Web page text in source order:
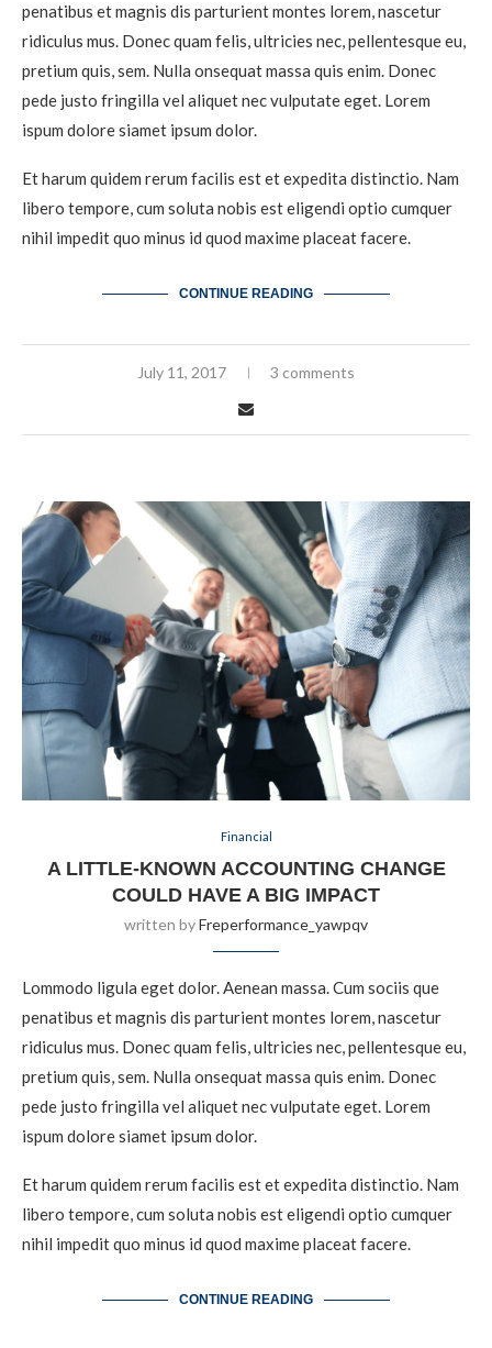
penatibus et magnis dis parturient montes lorem, nascetur
ridiculus mus. Donec quam felis, ultricies nec, pellentesque eu,
pretium quis, sem. Nulla onsequat massa quis enim. Donec
pede justo fringilla vel aliquet nec vulputate eget. Lorem
ispum dolore siamet ipsum dolor.
Et harum quidem rerum facilis est et expedita distinctio. Nam
libero tempore, cum soluta nobis est eligendi optio cumquer
nihil impedit quo minus id quod maxime placeat facere.
CONTINUE READING
July 11, 2017 3 comments
Financial
A LITTLE-KNOWN ACCOUNTING CHANGE
COULD HAVE A BIG IMPACT
written byFreperformance_yawpqv
Lommodo ligula eget dolor. Aenean massa. Cum sociis que
penatibus et magnis dis parturient montes lorem, nascetur
ridiculus mus. Donec quam felis, ultricies nec, pellentesque eu,
pretium quis, sem. Nulla onsequat massa quis enim. Donec
pede justo fringilla vel aliquet nec vulputate eget. Lorem
ispum dolore siamet ipsum dolor.
Et harum quidem rerum facilis est et expedita distinctio. Nam
libero tempore, cum soluta nobis est eligendi optio cumquer
nihil impedit quo minus id quod maxime placeat facere.
CONTINUE READING